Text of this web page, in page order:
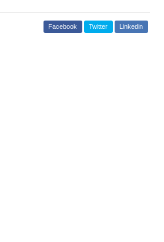
Facebook Twitter Linkedin